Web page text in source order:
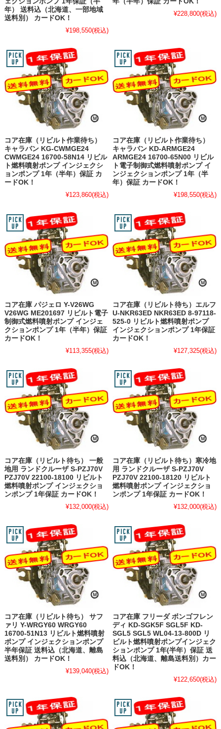
年） 送料込（北海道、一部地域
送料別） カードOK！
¥198,550(税込)
¥228,800(税込)
コア在庫（リビルト作業待ち）
キャラバン KG-CWMGE24
CWMGE24 16700-58N14 リビル
ト燃料噴射ポンプ インジェクシ
ョンポンプ 1年（半年）保証 カ
ードOK！
¥123,860(税込)
コア在庫（リビルト作業待ち）
キャラバン KD-ARMGE24
ARMGE24 16700-65N00 リビル
ト電子制御式燃料噴射ポンプ イ
ンジェクションポンプ 1年（半
年）保証 カードOK！
¥198,550(税込)
コア在庫 パジェロ Y-V26WG
V26WG ME201697 リビルト電子
制御式燃料噴射ポンプ インジェ
クションポンプ 1年（半年）保証
カードOK！
¥113,355(税込)
コア在庫（リビルト待ち）エルフ
U-NKR63ED NKR63ED 8-97118-
525-0 リビルト燃料噴射ポンプ
インジェクションポンプ 1年保証
カードOK！
¥127,325(税込)
コア在庫（リビルト待ち） 一般
地用 ランドクルーザ S-PZJ70V
PZJ70V 22100-18100 リビルト
燃料噴射ポンプ インジェクショ
ンポンプ 1年保証 カードOK！
¥132,000(税込)
コア在庫（リビルト待ち）寒冷地
用 ランドクルーザ S-PZJ70V
PZJ70V 22100-18120 リビルト
燃料噴射ポンプ インジェクショ
ンポンプ 1年保証 カードOK！
¥132,000(税込)
コア在庫（リビルト待ち） サフ
ァリ Y-WRGY60 WRGY60
16700-51N13 リビルト燃料噴射
ポンプ インジェクションポンプ
半年保証 送料込（北海道、離島
送料別） カードOK！
¥139,040(税込)
コア在庫 フリーダ ボンゴフレン
ディ KD-SGK5F SGL5F KD-
SGL5 SGL5 WL04-13-800D リ
ビルト燃料噴射ポンプインジェク
ションポンプ 1年(半年）保証 送
料込（北海道、離島送料別）カー
ドOK！
¥122,650(税込)